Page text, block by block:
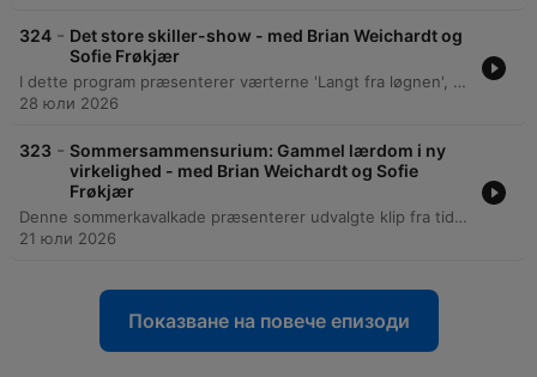
324 - Det store skiller-show - med Brian Weichardt og
Sofie Frøkjær
I dette program præsenterer værterne 'Langt fra løgnen', hvor musikalske 'skiller' bruges til at kåre de bedste politiske øjeblikke. Episoden gennemgår alt fra Lars Løkke Rasmussens politiske rejse og personlige anekdoter til diskussioner om den nuværende regerings grønne profil og økonomiske ansvarlighed. Programmet dykker desuden ned i mediemæssige emner som kritik af Pia Olsen Dyrs håndtering af pressen samt mistanken om hybridpåvirkning via lufthavnsdroner. Episoden kulminerer med kåringen af Christoffer Melsson som vinder af 'Sig det Løgn's store skiller, før sommerprogrammet afsluttes.
28 юли 2026
323 - Sommersammensurium: Gammel lærdom i ny
virkelighed - med Brian Weichardt og Sofie
Frøkjær
Denne sommerkavalkade præsenterer udvalgte klip fra tidligere episoder, der belyser universelle sandheder i dansk politik. Episoden dykker ned i videnskaben bag gode undskyldninger og de komplekse regler omkring chokoladeafgiften og det absurde 'Chokoladesmager-skatteråd'. Samtalen udforsker desuden temaer som sandhed og manipulation, med fokus på Lars Løkke Rasmussens brug af citater og Niels Bohrs filosofi om dybe versus trivielle sandheder. Gennem eksempler fra kvantemekanikken og politisk spin belyses forskellen på simple fakta og videnskabelige paradokser.
21 юли 2026
Показване на повече епизоди